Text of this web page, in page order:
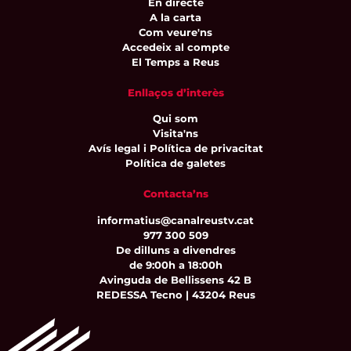
A la carta
Com veure'ns
Accedeix al compte
El Temps a Reus
Enllaços d’interès
Qui som
Visita'ns
Avís legal i Política de privacitat
Política de galetes
Contacta’ns
informatius@canalreustv.cat
977 300 509
De dilluns a divendres
de 9:00h a 18:00h
Avinguda de Bellissens 42 B
REDESSA Tecno | 43204 Reus